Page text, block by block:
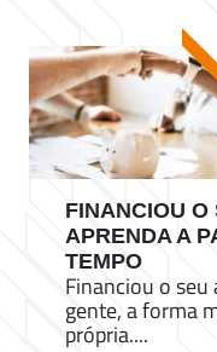
FINANCIOU O
APRENDA A
TEMPO
Financiou o
gente, a forma
própria....